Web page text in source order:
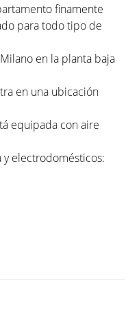
finamente
para todo tipo de
en la planta baja
en una ubicación
equipada con aire
y electrodomésticos: